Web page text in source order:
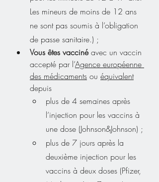
Les mineurs de moins de 12 ans
ne sont pas soumis à l’obligation
de passe sanitaire.) ;
Vous êtes vacciné avec un vaccin
accepté par l’Agence européenne
des médicaments ou équivalent
depuis
plus de 4 semaines après
l’injection pour les vaccins à
une dose (Johnson&Johnson) ;
plus de 7 jours après la
deuxième injection pour les
vaccins à deux doses (Pfizer,